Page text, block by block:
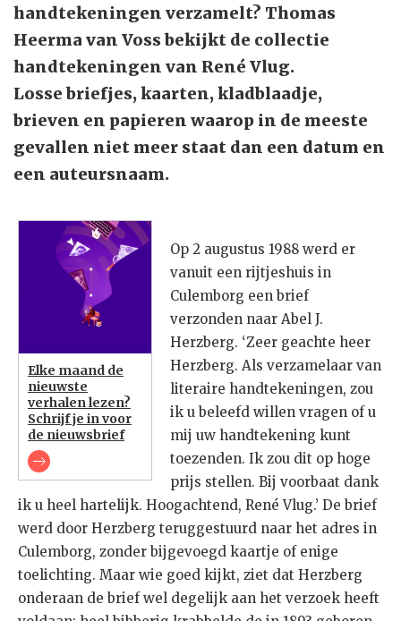
handtekeningen verzamelt? Thomas
Heerma van Voss bekijkt de collectie
handtekeningen van René Vlug.
Losse briefjes, kaarten, kladblaadje,
brieven en papieren waarop in de meeste
gevallen niet meer staat dan een datum en
een auteursnaam.
Elke maand de
nieuwste
verhalen lezen?
Schrijf je in voor
de nieuwsbrief
Op 2 augustus 1988 werd er
vanuit een rijtjeshuis in
Culemborg een brief
verzonden naar Abel J.
Herzberg. ‘Zeer geachte heer
Herzberg. Als verzamelaar van
literaire handtekeningen, zou
ik u beleefd willen vragen of u
mij uw handtekening kunt
toezenden. Ik zou dit op hoge
prijs stellen. Bij voorbaat dank
ik u heel hartelijk. Hoogachtend, René Vlug.’ De brief
werd door Herzberg teruggestuurd naar het adres in
Culemborg, zonder bijgevoegd kaartje of enige
toelichting. Maar wie goed kijkt, ziet dat Herzberg
onderaan de brief wel degelijk aan het verzoek heeft